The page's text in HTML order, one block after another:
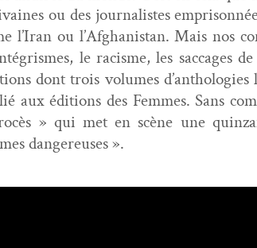
ou des jour­nal­istes
l’Iran ou l’Afghanistan. Mais nos
le racisme, les saccages
dont trois vol­umes
aux édi­tions des Femmes. Sans
» qui met en scène une
dan­gereuses ».